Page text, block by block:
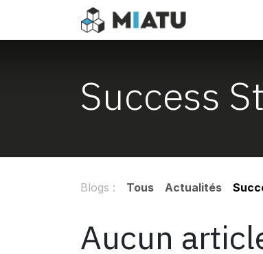
Se rendre au contenu
Success
Blogs : Tous Actualités
Aucun